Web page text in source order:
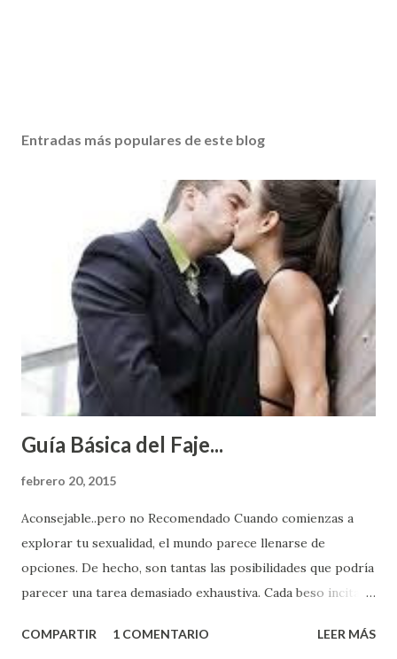
Entradas más populares de este blog
Guía Básica del Faje...
febrero 20, 2015
Aconsejable..pero no Recomendado Cuando comienzas a
explorar tu sexualidad, el mundo parece llenarse de
opciones. De hecho, son tantas las posibilidades que podría
parecer una tarea demasiado exhaustiva. Cada beso incita
partes de ti que jamás hubieras imaginado. El problema es
COMPARTIR 1 COMENTARIO LEER MÁS